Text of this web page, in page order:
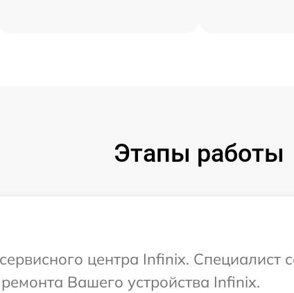
Этапы работы
центра Infinix. Специалист
Вашего устройства Infinix.